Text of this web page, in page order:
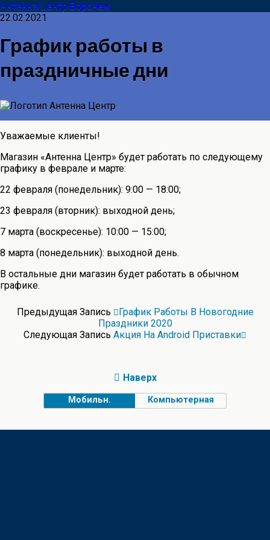
Антенна Центр Воронеж
22.02.2021
График работы в
праздничные дни
Уважаемые клиенты!
Магазин «Антенна Центр» будет работать по следующему
графику в феврале и марте:
22 февраля (понедельник): 9:00 — 18:00;
23 февраля (вторник): выходной день;
7 марта (воскресенье): 10:00 — 15:00;
8 марта (понедельник): выходной день.
В остальные дни магазин будет работать в обычном
графике.
Предыдущая Запись
График Работы В Новогодние
Праздники 2020
Следующая Запись Акция На Android Приставки
Наверх
Мобильн. Компьютерная